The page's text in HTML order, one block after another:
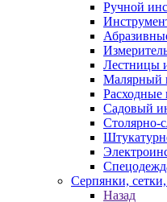
Ручной
Лестницы
Малярный
Расходные
Садовый
Столярно-
Серпянки,
Назад